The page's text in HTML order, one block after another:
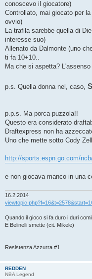
conoscevo il giocatore)
Controllato, mai giocato per
ovvio)
La trafila sarebbe quella di
interesse suo)
Allenato da Dalmonte (uno
ti fa 10+10..
Ma che si aspetta?
p.s. Quella donna nel, caso,
p.p.s. Ma porca puzzola!!
Questo era considerato
Draftexpress non ha
Uno che mette sotto Cody
http://sports.espn.go.com/
e non giocava manco in una
16.2.2014
Quando il gioco si fa duro i duri
E Belinelli smette (cit. Mikele)
Resistenza Azzurra #1
REDDEN
NBA Legend